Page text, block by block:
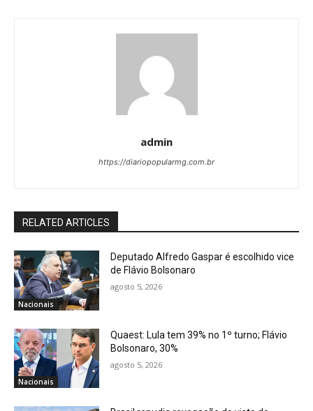
admin
https://diariopopularmg.com.br
RELATED ARTICLES
Nacionais
Deputado Alfredo Gaspar é escolhido vice
de Flávio Bolsonaro
agosto 5, 2026
Nacionais
Quaest: Lula tem 39% no 1º turno; Flávio
Bolsonaro, 30%
agosto 5, 2026